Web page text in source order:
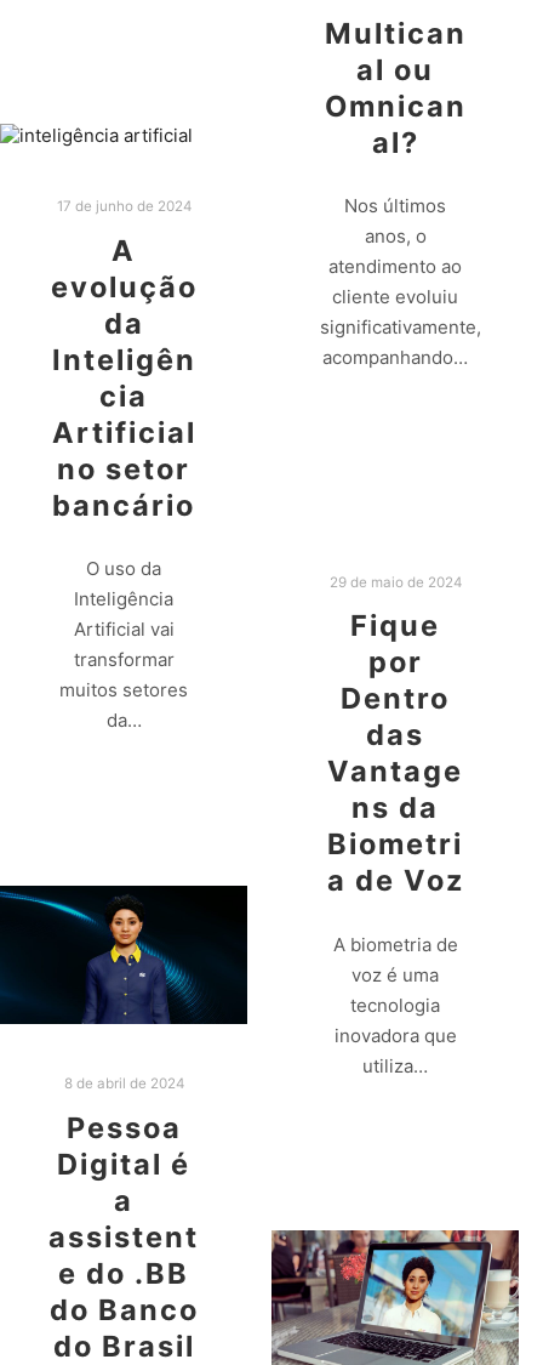
Multican
al ou
Omnican
al?
Nos últimos
anos, o
atendimento ao
cliente evoluiu
significativamente,
acompanhando…
17 de junho de 2024
A
evolução
da
Inteligên
cia
Artificial
no setor
bancário
O uso da
Inteligência
Artificial vai
transformar
muitos setores
da…
29 de maio de 2024
Fique
por
Dentro
das
Vantage
ns da
Biometri
a de Voz
A biometria de
voz é uma
tecnologia
inovadora que
utiliza…
8 de abril de 2024
Pessoa
Digital é
a
assistent
e do .BB
do Banco
do Brasil